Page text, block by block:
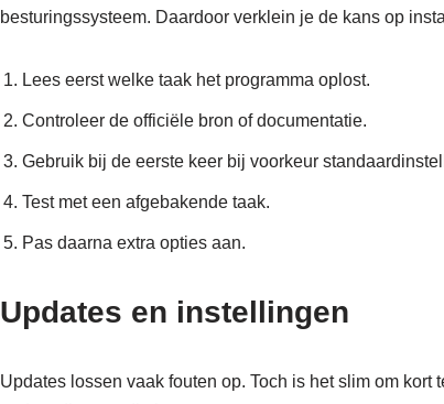
besturingssysteem. Daardoor verklein je de kans op
Lees eerst welke taak het programma oplost.
Controleer de officiële bron of documentatie.
Gebruik bij de eerste keer bij voorkeur
Test met een afgebakende taak.
Pas daarna extra opties aan.
Updates en instellingen
Updates lossen vaak fouten op. Toch is het slim om